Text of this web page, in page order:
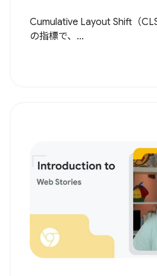
Cumulative Layout Shift（
の指標で、...